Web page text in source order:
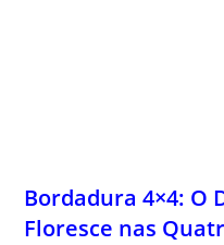
Bordadura 4×4: O
Floresce nas